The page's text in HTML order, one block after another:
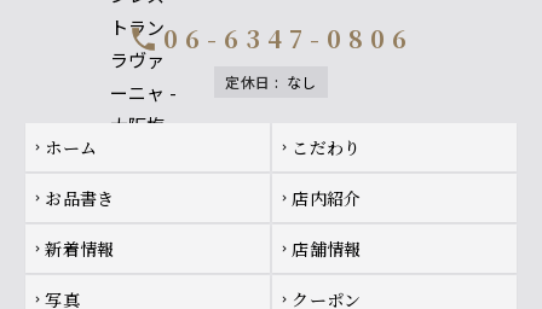
call06-6347-0806
定休日 : なし
Footer navigation
chevron_right ホーム chevron_right こだわり
chevron_right お品書き chevron_right 店内紹介
chevron_right 新着情報 chevron_right 店舗情報
chevron_right 写真 chevron_right クーポン